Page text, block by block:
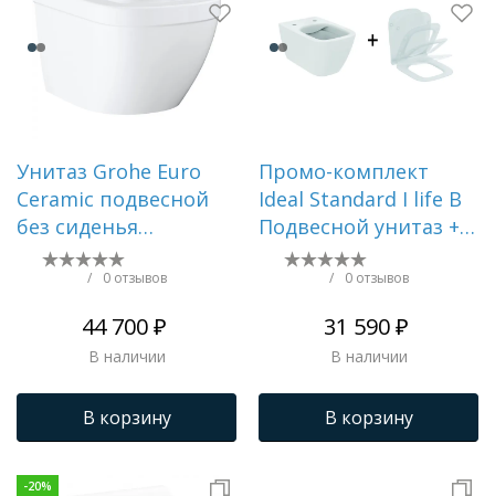
Унитаз Grohe Euro
Ceramic подвесной
без сиденья
(39206000)
/ 0 отзывов
44 700 ₽
В наличии
В корзину
Промо-комплект
Ideal Standard I life B
Подвесной унитаз +
Сиденье микролифт
в подарок () ZZ0002
/ 0 отзывов
31 590 ₽
В наличии
В корзину
-20%